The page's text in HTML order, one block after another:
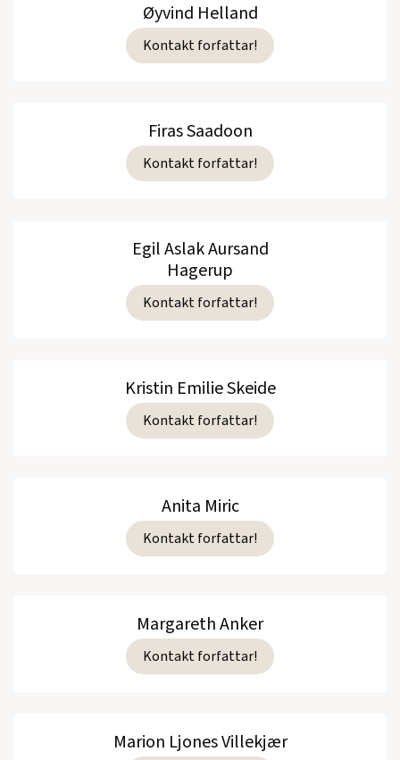
Øyvind Helland
Kontakt forfattar!
Firas Saadoon
Kontakt forfattar!
Egil Aslak Aursand
Hagerup
Kontakt forfattar!
Kristin Emilie Skeide
Kontakt forfattar!
Anita Miric
Kontakt forfattar!
Margareth Anker
Kontakt forfattar!
Marion Ljones Villekjær